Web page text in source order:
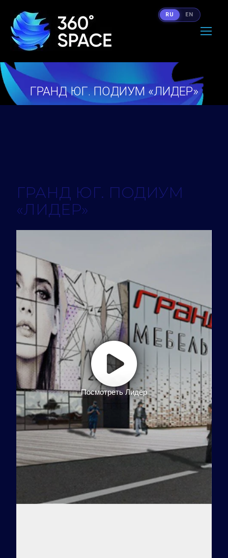
ГРАНД ЮГ. ПОДИУМ «ЛИДЕР»
Вы здесь:
ГРАНД ЮГ. ПОДИУМ
«ЛИДЕР»
Посмотреть Лидер
Заказать тур
RU EN